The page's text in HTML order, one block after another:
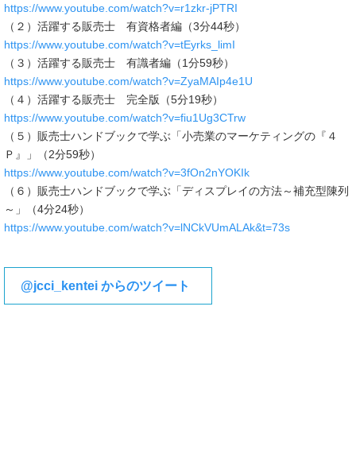
https://www.youtube.com/watch?v=r1zkr-jPTRI
（２）活躍する販売士 有資格者編（3分44秒）
https://www.youtube.com/watch?v=tEyrks_limI
（３）活躍する販売士 有識者編（1分59秒）
https://www.youtube.com/watch?v=ZyaMAIp4e1U
（４）活躍する販売士 完全版（5分19秒）
https://www.youtube.com/watch?v=fiu1Ug3CTrw
（５）販売士ハンドブックで学ぶ「小売業のマーケティングの『４
Ｐ』」（2分59秒）
https://www.youtube.com/watch?v=3fOn2nYOKIk
（６）販売士ハンドブックで学ぶ「ディスプレイの方法～補充型陳列
～」（4分24秒）
https://www.youtube.com/watch?v=lNCkVUmALAk&t=73s
@jcci_kentei からのツイート